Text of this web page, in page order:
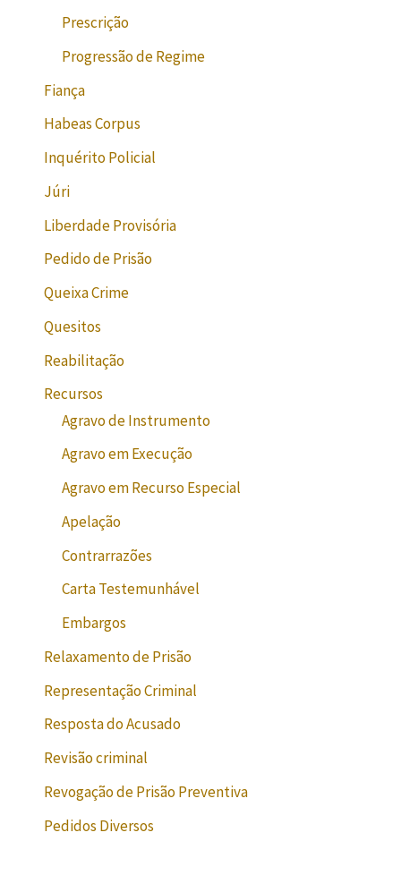
Prescrição
Progressão de Regime
Fiança
Habeas Corpus
Inquérito Policial
Júri
Liberdade Provisória
Pedido de Prisão
Queixa Crime
Quesitos
Reabilitação
Recursos
Agravo de Instrumento
Agravo em Execução
Agravo em Recurso Especial
Apelação
Contrarrazões
Carta Testemunhável
Embargos
Relaxamento de Prisão
Representação Criminal
Resposta do Acusado
Revisão criminal
Revogação de Prisão Preventiva
Pedidos Diversos